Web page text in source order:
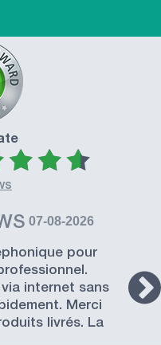
07-08-2026
pour
internet sans
Merci
livrés. La